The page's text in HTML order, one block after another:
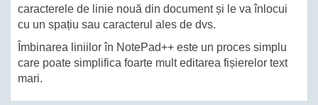
caracterele de linie nouă din document și le va înlocui
cu un spațiu sau caracterul ales de dvs.
Îmbinarea liniilor în NotePad++ este un proces simplu
care poate simplifica foarte mult editarea fișierelor text
mari.